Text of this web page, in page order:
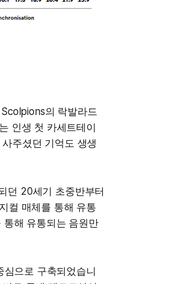
의 락발라드
인생 첫 카세트테이
주셨던 기억도 생생
던 20세기 초중반부터
컬 매체를 통해 유통
해 유통되는 음원만
으로 구축되었습니